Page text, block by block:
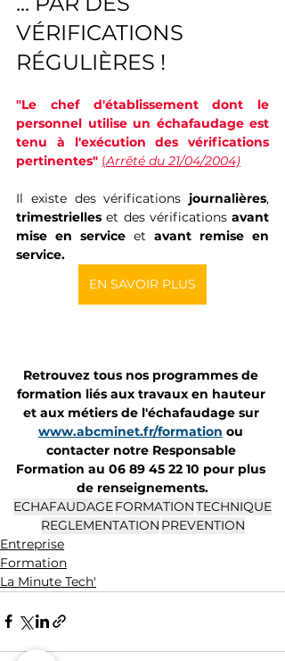
VÉRIFICATIONS
RÉGULIÈRES !
"Le chef d'établissement dont le
personnel utilise un échafaudage est
tenu à l'exécution des vérifications
pertinentes" (Arrêté du 21/04/2004)
Il existe des vérifications journalières
trimestrielles et des vérifications avant
mise en service et avant remise en
service.
EN SAVOIR PLUS
Retrouvez tous nos programmes de
formation liés aux travaux en hauteur
et aux métiers de l'échafaudage sur
www.abcminet.fr/formation ou
contacter notre Responsable
Formation au 06 89 45 22 10 pour plus
de renseignements.
ECHAFAUDAGEFORMATIONTECHNIQUE
REGLEMENTATION PREVENTION
Entreprise
Formation
La Minute Tech'